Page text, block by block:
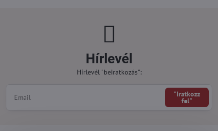
Hírlevél
Hírlevél "beiratkozás":
"Iratkozz
fel"